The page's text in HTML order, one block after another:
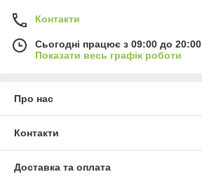
Контакти
Сьогодні працює з 09:00 до 20:00
Показати весь графік роботи
Про нас
Контакти
Доставка та оплата